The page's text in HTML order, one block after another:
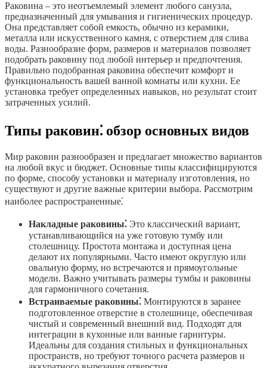
Раковина – это неотъемлемый элемент любого санузла,
предназначенный для умывания и гигиенических процедур.
Она представляет собой емкость, обычно из керамики,
металла или искусственного камня, с отверстием для слива
воды. Разнообразие форм, размеров и материалов позволяет
подобрать раковину под любой интерьер и предпочтения.
Правильно подобранная раковина обеспечит комфорт и
функциональность вашей ванной комнаты или кухни. Ее
установка требует определенных навыков, но результат стоит
затраченных усилий.
Типы раковин⁚ обзор основных видов
Мир раковин разнообразен и предлагает множество вариантов
на любой вкус и бюджет. Основные типы классифицируются
по форме, способу установки и материалу изготовления, но
существуют и другие важные критерии выбора. Рассмотрим
наиболее распространенные⁚
Накладные раковины⁚ Это классический вариант,
устанавливающийся на уже готовую тумбу или
столешницу. Простота монтажа и доступная цена
делают их популярными. Часто имеют округлую или
овальную форму, но встречаются и прямоугольные
модели. Важно учитывать размеры тумбы и раковины
для гармоничного сочетания.
Встраиваемые раковины⁚ Монтируются в заранее
подготовленное отверстие в столешнице, обеспечивая
чистый и современный внешний вид. Подходят для
интеграции в кухонные или ванные гарнитуры.
Идеальны для создания стильных и функциональных
пространств, но требуют точного расчета размеров и